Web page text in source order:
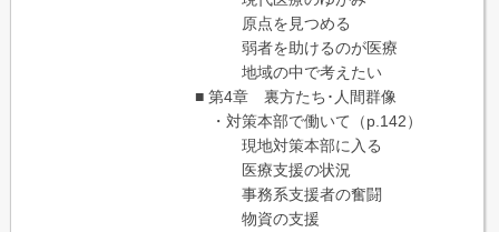
原点を見つめる
弱者を助けるのが医療
地域の中で考えたい
■ 第4章 裏方たち･人間群像
・対策本部で働いて（p.142）
現地対策本部に入る
医療支援の状況
事務系支援者の奮闘
物資の支援